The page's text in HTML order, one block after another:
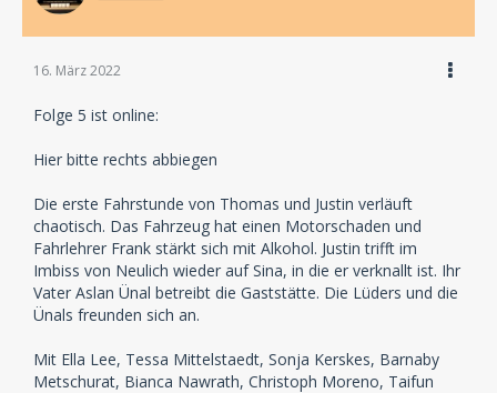
16. März 2022
Folge 5 ist online:
Hier bitte rechts abbiegen
Die erste Fahrstunde von Thomas und Justin verläuft
chaotisch. Das Fahrzeug hat einen Motorschaden und
Fahrlehrer Frank stärkt sich mit Alkohol. Justin trifft im
Imbiss von Neulich wieder auf Sina, in die er verknallt ist. Ihr
Vater Aslan Ünal betreibt die Gaststätte. Die Lüders und die
Ünals freunden sich an.
Mit Ella Lee, Tessa Mittelstaedt, Sonja Kerskes, Barnaby
Metschurat, Bianca Nawrath, Christoph Moreno, Taifun